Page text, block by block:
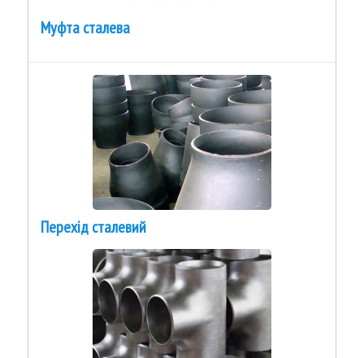
Муфта сталева
Перехід сталевий